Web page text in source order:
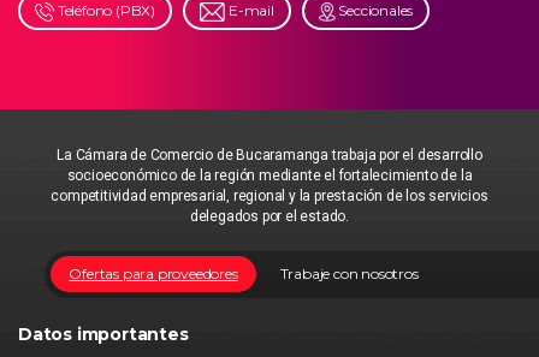
Teléfono (PBX) E-mail Seccionales
La Cámara de Comercio de Bucaramanga trabaja por el desarrollo
socioeconómico de la región mediante el fortalecimiento de la
competitividad empresarial, regional y la prestación de los servicios
delegados por el estado.
Trabaje con nosotros
Ofertas para proveedores
Datos importantes